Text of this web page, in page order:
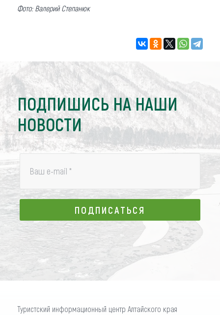
Фото: Валерий Степанюк
ПОДПИШИСЬ НА НАШИ
НОВОСТИ
Ваш e-mail *
ПОДПИСАТЬСЯ
ПОДПИСАТЬСЯ
Туристский информационный центр Алтайского края